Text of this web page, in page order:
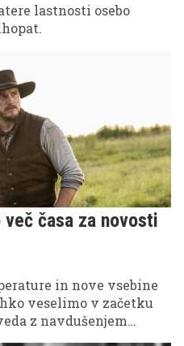
lastnosti osebo
časa za novosti
in nove vsebine
veselimo v začetku
z navdušenjem